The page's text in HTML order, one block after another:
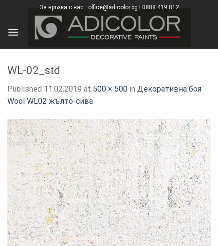
content
За връзка с нас : office@adicolor.bg | 0888 419 812
WL-02_std
Published 11.02.2019 at 500 × 500 in Декоративна боя
Wool WL02 жълто-сива
×